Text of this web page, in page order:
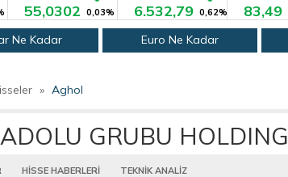
55,0302 0,03% 6.532,79 0,62% 83,49
Ne Kadar Euro Ne Kadar
» Aghol
GRUBU HOLDING
HİSSE HABERLERİ TEKNİK ANALİZ